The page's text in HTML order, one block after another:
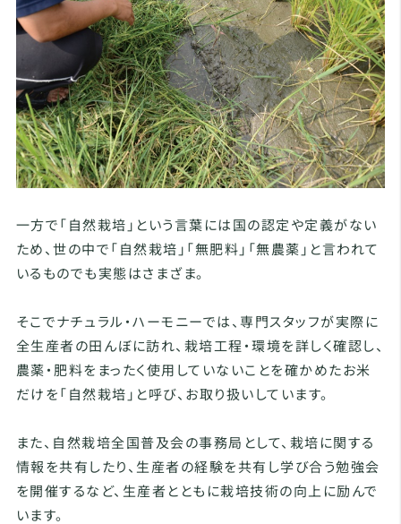
一方で「自然栽培」という言葉には国の認定や定義がない
ため、世の中で「自然栽培」「無肥料」「無農薬」と言われて
いるものでも実態はさまざま。
そこでナチュラル・ハーモニーでは、専門スタッフが実際に
全生産者の田んぼに訪れ、栽培工程・環境を詳しく確認し、
農薬・肥料をまったく使用していないことを確かめたお米
だけを「自然栽培」と呼び、お取り扱いしています。
また、自然栽培全国普及会の事務局として、栽培に関する
情報を共有したり、生産者の経験を共有し学び合う勉強会
を開催するなど、生産者とともに栽培技術の向上に励んで
います。